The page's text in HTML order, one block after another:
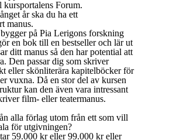
Forum.
år ska du ha ett
manus.
på Pia Lerigons forskning
en bok till en bestseller och lär ut
ditt manus så den har potential att
Den passar dig som skriver
eller skönliterära kapitelböcker för
vuxna. Då en stor del av kursen
kan den även vara intressant
film- eller teatermanus.
alla förlag utom från ett som vill
för utgivningen?
59.000 kr eller 99.000 kr eller